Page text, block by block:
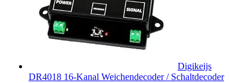
Digikeijs
DR4018 16-Kanal Weichendecoder / Schaltdecoder